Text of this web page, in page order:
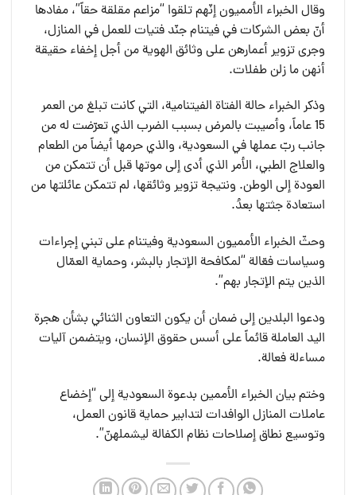
وقال الخبراء الأمميون إنّهم تلقوا “مزاعم مقلقة حقاً”، مفادها
أنّ بعض الشركات في فيتنام جنّد فتيات للعمل في المنازل،
وجرى تزوير أعمارهن على وثائق الهوية من أجل إخفاء حقيقة
أنهن ما زلن طفلات.
وذكر الخبراء حالة الفتاة الفيتنامية، التي كانت تبلغ من العمر
15 عاماً، وأصيبت بالمرض بسبب الضرب الذي تعرّضت له من
جانب ربّ عملها في السعودية، والذي حرمها أيضاً من الطعام
والعلاج الطبي، الأمر الذي أدى إلى موتها قبل أن تتمكن من
العودة إلى الوطن. ونتيجة تزوير وثائقها، لم تتمكن عائلتها من
استعادة جثتها بعدُ.
وحثّ الخبراء الأمميون السعودية وفيتنام على تبني إجراءات
وسياسات فعّالة “لمكافحة الإتجار بالبشر، وحماية العمّال
الذين يتم الإتجار بهم”.
ودعوا البلدين إلى ضمان أن يكون التعاون الثنائي بشأن هجرة
اليد العاملة قائماً على أسس حقوق الإنسان، ويتضمن آليات
مساءلة فعالة.
وختم بيان الخبراء الأممين بدعوة السعودية إلى “إخضاع
عاملات المنازل الوافدات لتدابير حماية قانون العمل،
وتوسيع نطاق إصلاحات نظام الكفالة ليشملهنّ”.